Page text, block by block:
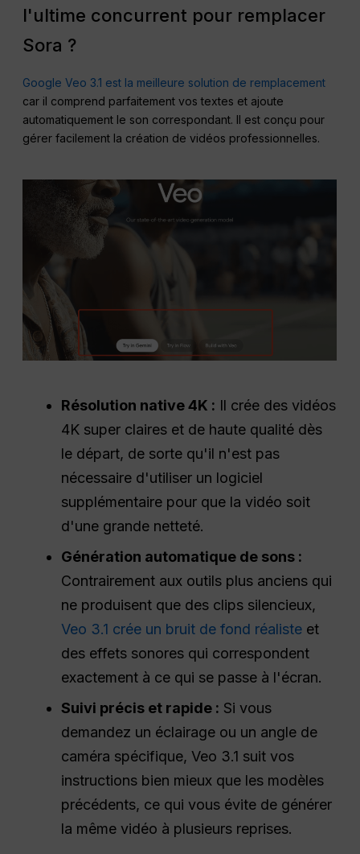
l'ultime concurrent pour remplacer
Sora ?
Google Veo 3.1 est la meilleure solution de remplacement
car il comprend parfaitement vos textes et ajoute
automatiquement le son correspondant. Il est conçu pour
gérer facilement la création de vidéos professionnelles.
Résolution native 4K : Il crée des vidéos
4K super claires et de haute qualité dès
le départ, de sorte qu'il n'est pas
nécessaire d'utiliser un logiciel
supplémentaire pour que la vidéo soit
d'une grande netteté.
Génération automatique de sons :
Contrairement aux outils plus anciens qui
ne produisent que des clips silencieux,
Veo 3.1 crée un bruit de fond réaliste et
des effets sonores qui correspondent
exactement à ce qui se passe à l'écran.
Suivi précis et rapide : Si vous
demandez un éclairage ou un angle de
caméra spécifique, Veo 3.1 suit vos
instructions bien mieux que les modèles
précédents, ce qui vous évite de générer
la même vidéo à plusieurs reprises.